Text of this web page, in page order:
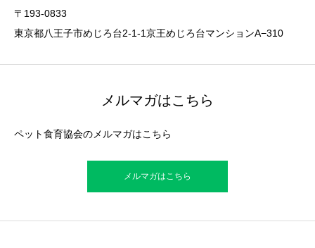
〒193-0833
東京都八王子市めじろ台2-1-1京王めじろ台マンションA−310
メルマガはこちら
ペット食育協会のメルマガはこちら
メルマガはこちら